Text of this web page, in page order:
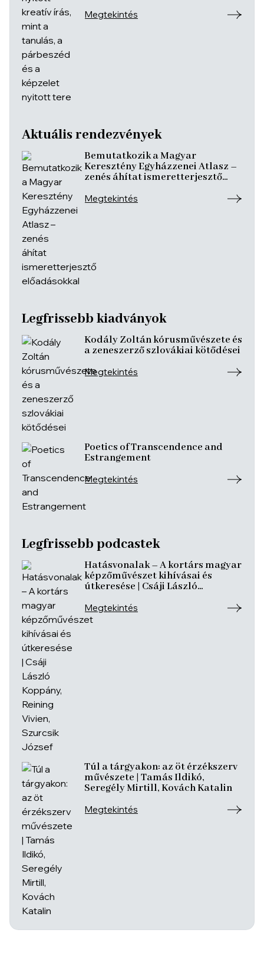
Megtekintés
Aktuális rendezvények
Bemutatkozik a Magyar
Keresztény Egyházzenei Atlasz –
zenés áhítat ismeretterjesztő
Megtekintés
Legfrissebb kiadványok
Kodály Zoltán kórusművészete és
a zeneszerző szlovákiai kötődései
Megtekintés
Poetics of Transcendence and
Estrangement
Megtekintés
Legfrissebb podcastek
Hatásvonalak – A kortárs magyar
képzőművészet kihívásai és
útkeresése | Csáji László
József
Megtekintés
Túl a tárgyakon: az öt érzékszerv
művészete | Tamás Ildikó,
Seregély Mirtill, Kovách Katalin
Megtekintés